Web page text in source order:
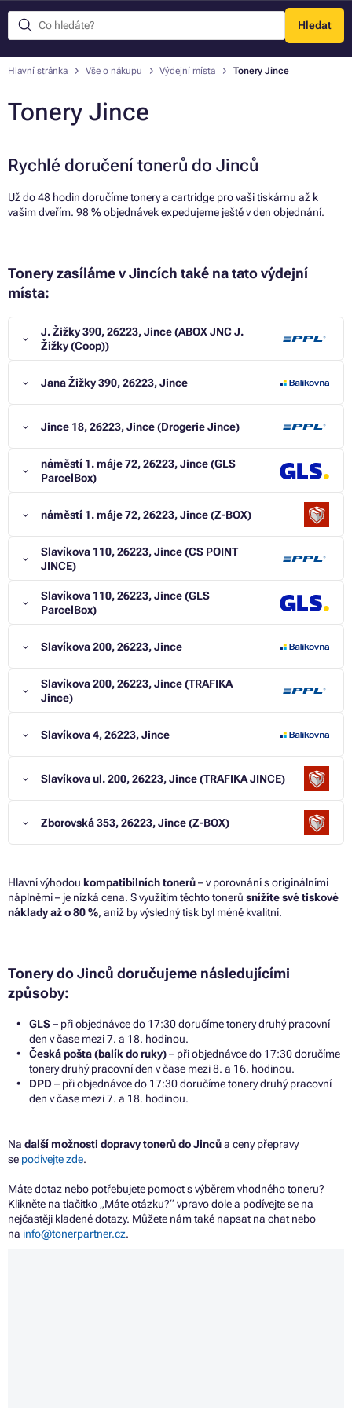
Hledat
Menu
Hlavní stránka Vše o nákupu Výdejní místa Tonery Jince
Tonery Jince
Rychlé doručení tonerů do Jinců
Už do 48 hodin doručíme tonery a cartridge pro vaši tiskárnu až k
vašim dveřím. 98 % objednávek expedujeme ještě v den objednání.
Tonery zasíláme v Jincích také na tato výdejní
místa:
J. Žižky 390, 26223, Jince (ABOX JNC J.
Žižky (Coop))
Jana Žižky 390, 26223, Jince
Jince 18, 26223, Jince (Drogerie Jince)
náměstí 1. máje 72, 26223, Jince (GLS
ParcelBox)
náměstí 1. máje 72, 26223, Jince (Z-BOX)
Slavíkova 110, 26223, Jince (CS POINT
JINCE)
Slavíkova 110, 26223, Jince (GLS
ParcelBox)
Slavíkova 200, 26223, Jince
Slavíkova 200, 26223, Jince (TRAFIKA
Jince)
Slavíkova 4, 26223, Jince
Slavíkova ul. 200, 26223, Jince (TRAFIKA JINCE)
Zborovská 353, 26223, Jince (Z-BOX)
Hlavní výhodou kompatibilních tonerů– v porovnání s originálními
náplněmi – je nízká cena. S využitím těchto tonerů snížíte své tiskové
náklady až o 80 %, aniž by výsledný tisk byl méně kvalitní.
Tonery do Jinců doručujeme následujícími
způsoby:
GLS– při objednávce do 17:30 doručíme tonery druhý pracovní
den v čase mezi 7. a 18. hodinou.
Česká pošta (balík do ruky)– při objednávce do 17:30 doručíme
tonery druhý pracovní den v čase mezi 8. a 16. hodinou.
DPD – při objednávce do 17:30 doručíme tonery druhý pracovní
den v čase mezi 7. a 18. hodinou.
Na další možnosti dopravy tonerů do Jincůa ceny přepravy
se podívejte zde.
Máte dotaz nebo potřebujete pomoct s výběrem vhodného toneru?
Klikněte na tlačítko „Máte otázku?“ vpravo dole a podívejte se na
nejčastěji kladené dotazy. Můžete nám také napsat na chat nebo
na info@tonerpartner.cz.